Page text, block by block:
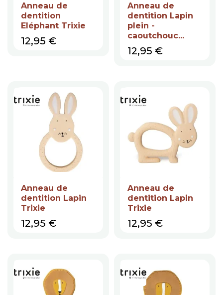
Anneau de
dentition
Eléphant Trixie
Prix
12,95 €
Anneau de
dentition Lapin
plein -
caoutchouc...
Prix
12,95 €
Anneau de
dentition Lapin
Trixie
Prix
12,95 €
Anneau de
dentition Lapin
Trixie
Prix
12,95 €